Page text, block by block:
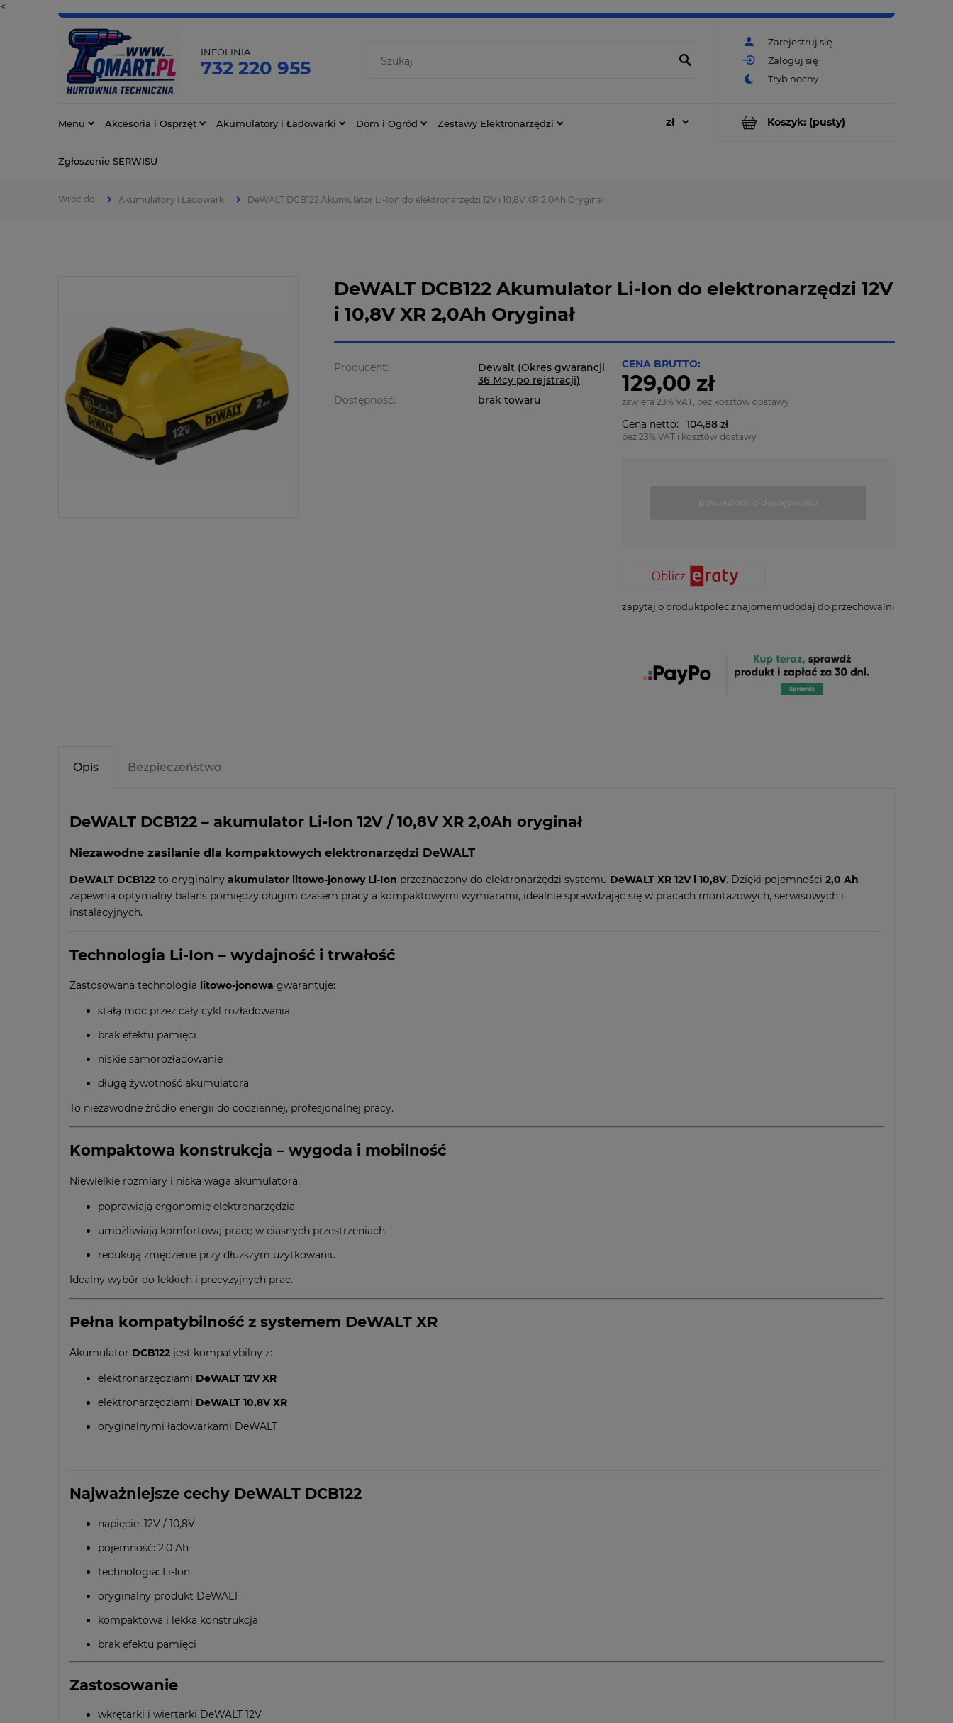
<
Zarejestruj się
Zaloguj się
INFOLINIA
732 220 955
Koszyk: (pusty)
Menu Akcesoria i Osprzęt Akumulatory i Ładowarki Dom i Ogród Zestawy Elektronarzędzi
Zgłoszenie SERWISU
Akumulatory i Ładowarki DeWALT DCB122 Akumulator Li-Ion do elektronarzędzi 12V i 10,8V XR 2,0Ah Oryginał
DeWALT DCB122 Akumulator Li-Ion do elektronarzędzi 12V
i 10,8V XR 2,0Ah Oryginał
Producent:
Dewalt (Okres gwarancji
36 Mcy po rejstracji)
Dostępność:
brak towaru
CENA BRUTTO:
129,00 zł
zawiera 23% VAT, bez kosztów dostawy
Cena netto: 104,88 zł
bez 23% VAT i kosztów dostawy
zapytaj o produktpoleć znajomemudodaj do przechowalni
Opis Bezpieczeństwo
DeWALT DCB122 – akumulator Li-Ion 12V / 10,8V XR 2,0Ah oryginał
Niezawodne zasilanie dla kompaktowych elektronarzędzi DeWALT
DeWALT DCB122 to oryginalny akumulator litowo-jonowy Li-Ion przeznaczony do elektronarzędzi systemu DeWALT XR 12V i 10,8V. Dzięki pojemności 2,0 Ah
zapewnia optymalny balans pomiędzy długim czasem pracy a kompaktowymi wymiarami, idealnie sprawdzając się w pracach montażowych, serwisowych i
instalacyjnych.
Technologia Li-Ion – wydajność i trwałość
Zastosowana technologia litowo-jonowa gwarantuje:
stałą moc przez cały cykl rozładowania
brak efektu pamięci
niskie samorozładowanie
długą żywotność akumulatora
To niezawodne źródło energii do codziennej, profesjonalnej pracy.
Kompaktowa konstrukcja – wygoda i mobilność
Niewielkie rozmiary i niska waga akumulatora:
poprawiają ergonomię elektronarzędzia
umożliwiają komfortową pracę w ciasnych przestrzeniach
redukują zmęczenie przy dłuższym użytkowaniu
Idealny wybór do lekkich i precyzyjnych prac.
Pełna kompatybilność z systemem DeWALT XR
Akumulator DCB122 jest kompatybilny z:
elektronarzędziami DeWALT 12V XR
elektronarzędziami DeWALT 10,8V XR
oryginalnymi ładowarkami DeWALT
Najważniejsze cechy DeWALT DCB122
napięcie: 12V / 10,8V
pojemność: 2,0 Ah
technologia: Li-Ion
oryginalny produkt DeWALT
kompaktowa i lekka konstrukcja
brak efektu pamięci
Zastosowanie
wkrętarki i wiertarki DeWALT 12V